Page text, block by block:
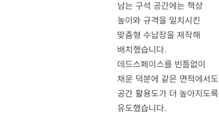
남는 구석 공간에는 책상
높이와 규격을 일치시킨
맞춤형 수납장을 제작해
배치했습니다.
데드스페이스를 빈틈없이
채운 덕분에 같은 면적에서도
공간 활용도가 더 높아지도록
유도했습니다.